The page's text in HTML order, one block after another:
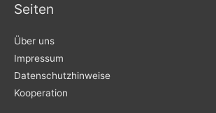
Seiten
Über uns
Impressum
Datenschutzhinweise
Kooperation